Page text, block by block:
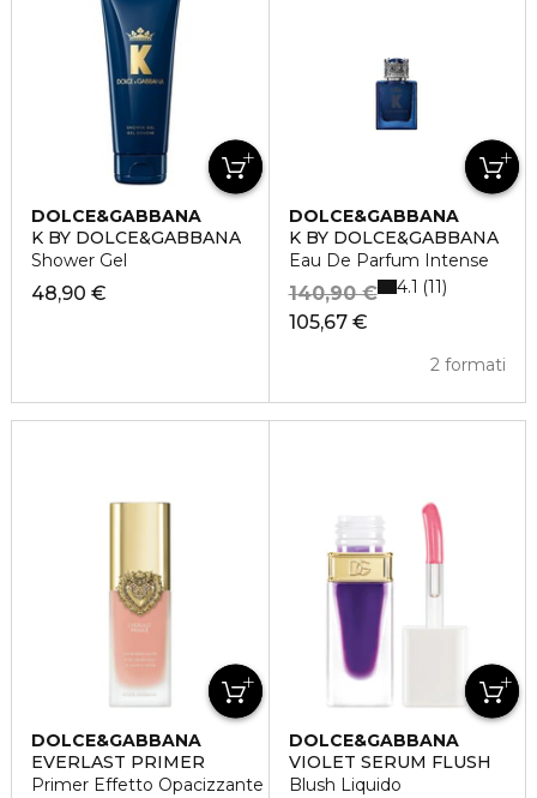
DOLCE&GABBANA
K BY DOLCE&GABBANA
Shower Gel
48,90 €
DOLCE&GABBANA
K BY DOLCE&GABBANA
Eau De Parfum Intense
105,67 €
140,90 €
2 formati
4.1 11
DOLCE&GABBANA
EVERLAST PRIMER
Primer Effetto Opacizzante per 24 Ore
DOLCE&GABBANA
VIOLET SERUM FLUSH
Blush Liquido